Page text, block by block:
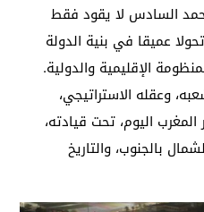
السادس لا يقود فقط
عميقا في بنية الدولة
الإقليمية والدولية.
وعقله الاستراتيجي،
اليوم، تحت قيادته،
بالجنوب، والتاريخ